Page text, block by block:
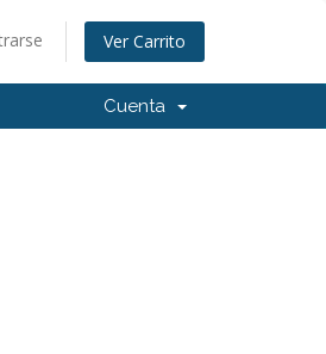
Ver Carrito
Cuenta